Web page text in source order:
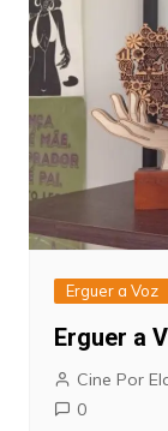
Erguer a Voz
Erguer a
Cine Por
0